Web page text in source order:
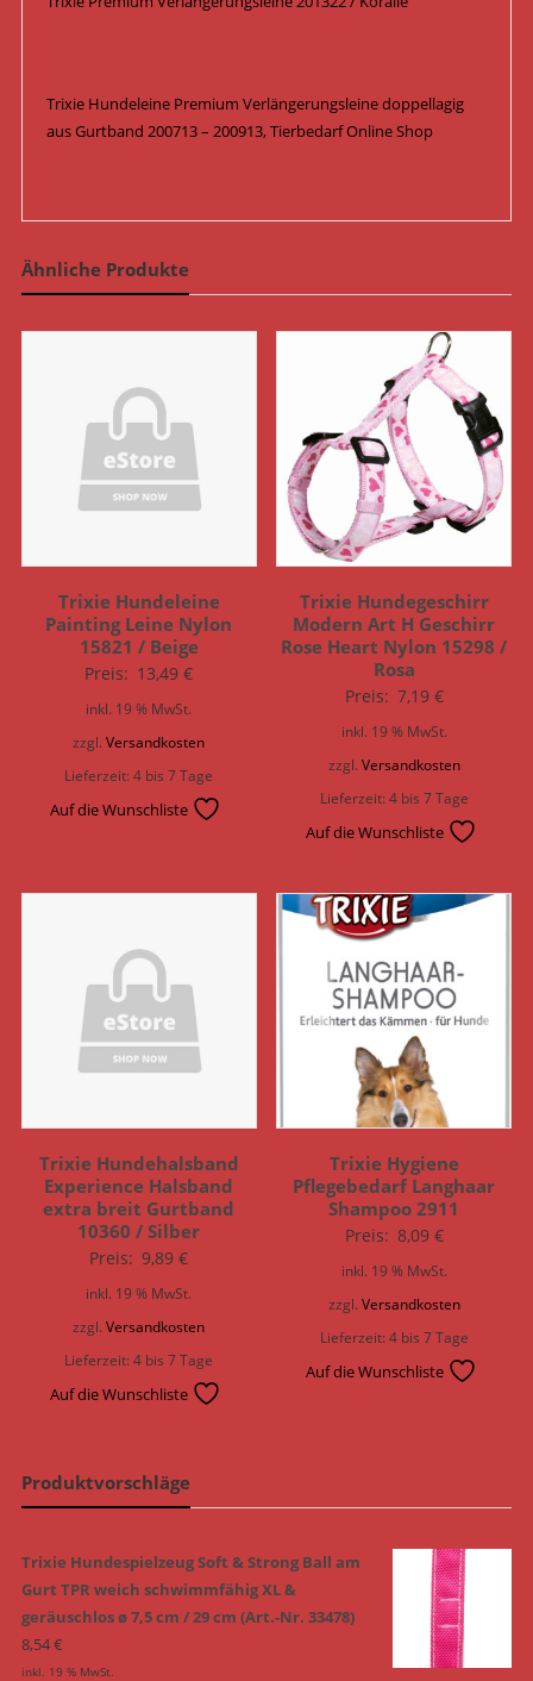
Trixie Hundeleine Premium Verlängerungsleine doppellagig
aus Gurtband 200713 – 200913, Tierbedarf Online Shop
Ähnliche Produkte
Trixie Hundeleine
Painting Leine Nylon
15821 / Beige
Preis: 13,49€
inkl. 19 % MwSt.
zzgl.Versandkosten
Lieferzeit:4 bis 7 Tage
Auf die Wunschliste
Trixie Hundegeschirr
Modern Art H Geschirr
Rose Heart Nylon 15298 /
Rosa
Preis: 7,19 €
inkl. 19 % MwSt.
zzgl. Versandkosten
Lieferzeit:4 bis 7 Tage
Auf die Wunschliste
Trixie Hundehalsband
Experience Halsband
extra breit Gurtband
10360 / Silber
Preis: 9,89€
inkl. 19 % MwSt.
zzgl.Versandkosten
Lieferzeit:4 bis 7 Tage
Auf die Wunschliste
Trixie Hygiene
Pflegebedarf Langhaar
Shampoo 2911
Preis: 8,09 €
inkl. 19 % MwSt.
zzgl. Versandkosten
Lieferzeit:4 bis 7 Tage
Auf die Wunschliste
Produktvorschläge
Trixie Hundespielzeug Soft & Strong Ball am
Gurt TPR weich schwimmfähig XL &
geräuschlos ø 7,5 cm / 29 cm (Art.-Nr. 33478)
8,54€
inkl. 19 % MwSt.